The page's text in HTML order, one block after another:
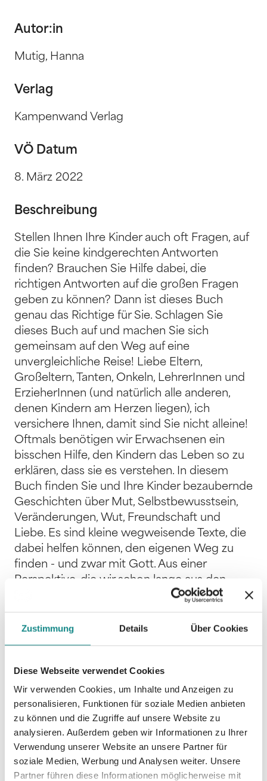
Zustimmung Details Über Cookies
Diese Webseite verwendet Cookies
Wir verwenden Cookies, um Inhalte und Anzeigen zu
personalisieren, Funktionen für soziale Medien anbieten
zu können und die Zugriffe auf unsere Website zu
analysieren. Außerdem geben wir Informationen zu Ihrer
Verwendung unserer Website an unsere Partner für
soziale Medien, Werbung und Analysen weiter. Unsere
Partner führen diese Informationen möglicherweise mit
Autor:in
Mutig, Hanna
Verlag
Kampenwand Verlag
VÖ Datum
8. März 2022
Beschreibung
Stellen Ihnen Ihre Kinder auch oft Fragen, auf
die Sie keine kindgerechten Antworten
finden? Brauchen Sie Hilfe dabei, die
richtigen Antworten auf die großen Fragen
geben zu können? Dann ist dieses Buch
genau das Richtige für Sie. Schlagen Sie
dieses Buch auf und machen Sie sich
gemeinsam auf den Weg auf eine
unvergleichliche Reise! Liebe Eltern,
Großeltern, Tanten, Onkeln, LehrerInnen und
ErzieherInnen (und natürlich alle anderen,
denen Kindern am Herzen liegen), ich
versichere Ihnen, damit sind Sie nicht alleine!
Oftmals benötigen wir Erwachsenen ein
bisschen Hilfe, den Kindern das Leben so zu
erklären, dass sie es verstehen. In diesem
Buch finden Sie und Ihre Kinder bezaubernde
Geschichten über Mut, Selbstbewusstsein,
Veränderungen, Wut, Freundschaft und
Liebe. Es sind kleine wegweisende Texte, die
dabei helfen können, den eigenen Weg zu
finden - und zwar mit Gott. Aus einer
Perspektive, die wir schon lange aus den
Augen verloren haben: In diesem Buch
helfen Ihnen viele Kinder dabei, das Leben
aus deren Sicht zu betrachten. Gemeinsam
eine Lösung zu finden, ist viel einfacher als
wieder etwas Hilfe dabei, wieder den eigenen
Weg zu finden? Dieses Buch beinhaltet
liebevolle Geschichten und regt die Fantasie
und Vorstellungskraft an. Lernen Sie unsere
Protagonisten kennen und tauchen Sie in
eine Welt ein, in der es für alles eine Lösung
gibt. Vielleicht auch für Sie? Das bietet Ihnen